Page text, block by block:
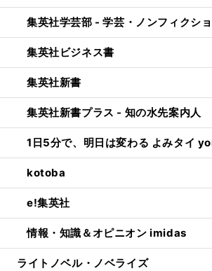
集英社学芸部 - 学芸・ノンフィクシ
集英社ビジネス書
集英社新書
集英社新書プラス - 知の水先案内人
1日5分で、明日は変わる よみタイ
kotoba
e!集英社
情報・知識＆オピニオン imidas
ライトノベル・ノベライズ